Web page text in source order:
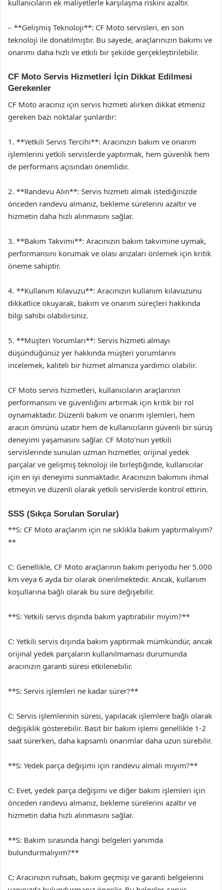
kullanıcıların ek maliyetlerle karşılaşma riskini azaltır.
– **Gelişmiş Teknoloji**: CF Moto servisleri, en son
teknoloji ile donatılmıştır. Bu sayede, araçlarınızın bakımı ve
onarımı daha hızlı ve etkili bir şekilde gerçekleştirilebilir.
CF Moto Servis Hizmetleri İçin Dikkat Edilmesi
Gerekenler
CF Moto aracınız için servis hizmeti alırken dikkat etmeniz
gereken bazı noktalar şunlardır:
1. **Yetkili Servis Tercihi**: Aracınızın bakım ve onarım
işlemlerini yetkili servislerde yaptırmak, hem güvenlik hem
de performans açısından önemlidir.
2. **Randevu Alın**: Servis hizmeti almak istediğinizde
önceden randevu almanız, bekleme sürelerini azaltır ve
hizmetin daha hızlı alınmasını sağlar.
3. **Bakım Takvimi**: Aracınızın bakım takvimine uymak,
performansını korumak ve olası arızaları önlemek için kritik
öneme sahiptir.
4. **Kullanım Kılavuzu**: Aracınızın kullanım kılavuzunu
dikkatlice okuyarak, bakım ve onarım süreçleri hakkında
bilgi sahibi olabilirsiniz.
5. **Müşteri Yorumları**: Servis hizmeti almayı
düşündüğünüz yer hakkında müşteri yorumlarını
incelemek, kaliteli bir hizmet almanıza yardımcı olabilir.
CF Moto servis hizmetleri, kullanıcıların araçlarının
performansını ve güvenliğini artırmak için kritik bir rol
oynamaktadır. Düzenli bakım ve onarım işlemleri, hem
aracın ömrünü uzatır hem de kullanıcıların güvenli bir sürüş
deneyimi yaşamasını sağlar. CF Moto’nun yetkili
servislerinde sunulan uzman hizmetler, orijinal yedek
parçalar ve gelişmiş teknoloji ile birleştiğinde, kullanıcılar
için en iyi deneyimi sunmaktadır. Aracınızın bakımını ihmal
etmeyin ve düzenli olarak yetkili servislerde kontrol ettirin.
SSS (Sıkça Sorulan Sorular)
**S: CF Moto araçlarım için ne sıklıkla bakım yaptırmalıyım?
**
C: Genellikle, CF Moto araçlarının bakım periyodu her 5.000
km veya 6 ayda bir olarak önerilmektedir. Ancak, kullanım
koşullarına bağlı olarak bu süre değişebilir.
**S: Yetkili servis dışında bakım yaptırabilir miyim?**
C: Yetkili servis dışında bakım yaptırmak mümkündür, ancak
orijinal yedek parçaların kullanılmaması durumunda
aracınızın garanti süresi etkilenebilir.
**S: Servis işlemleri ne kadar sürer?**
C: Servis işlemlerinin süresi, yapılacak işlemlere bağlı olarak
değişiklik gösterebilir. Basit bir bakım işlemi genellikle 1-2
saat sürerken, daha kapsamlı onarımlar daha uzun sürebilir.
**S: Yedek parça değişimi için randevu almalı mıyım?**
C: Evet, yedek parça değişimi ve diğer bakım işlemleri için
önceden randevu almanız, bekleme sürelerini azaltır ve
hizmetin daha hızlı alınmasını sağlar.
**S: Bakım sırasında hangi belgeleri yanımda
bulundurmalıyım?**
C: Aracınızın ruhsatı, bakım geçmişi ve garanti belgelerini